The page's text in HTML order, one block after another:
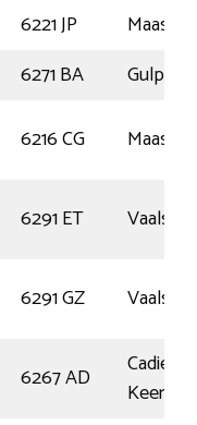
6221 JP
6271 BA
Gulpen
6216 CG
6291 ET Vaals
6291 GZ Vaals
6267 AD
Cadier
Keer